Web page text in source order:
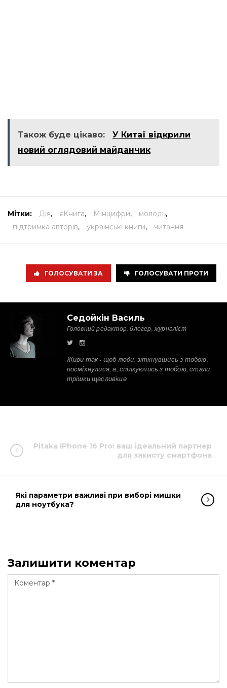
Також буде цікаво:
У Китаї відкрили
новий оглядовий майданчик
Мітки: Дія, єКнига, Мінцифри, молодь,
підтримка авторів, українські книги, читання
ГОЛОСУВАТИ ЗА ГОЛОСУВАТИ ПРОТИ
Седойкін Василь
Головний редактор, блогер, журналіст
Живи так - щоб люди, зіткнувшись з тобою,
посміхнулися, а, спілкуючись з тобою, стали
трішки щасливіше
Pitaka iPhone 16 Pro: ваш ідеальний партнер
для захисту смартфона
Які параметри важливі при виборі мишки
для ноутбука?
Залишити коментар